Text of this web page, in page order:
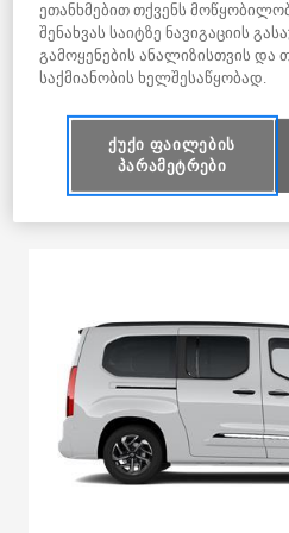
SEATER
LWB Passenger van 5 doors
65 100 ლარი
PROACE CITY VERSO SHUTTLE 7 SEATER
PROACE CITY
შესადარებლად
ეთანხმებით თქვენს
შენახვას საიტზე ნავიგაციის
გამოყენების ანალიზისთვის და
საქმიანობის ხელშესაწყობად.
ქუქი ფაილების
პარამეტრები